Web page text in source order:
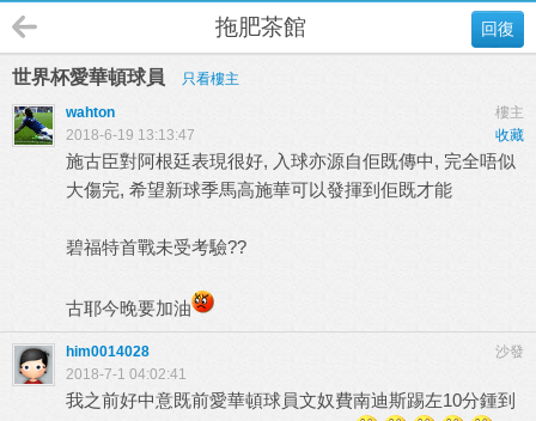
回復
拖肥茶館
世界杯愛華頓球員
只看樓主
樓主
wahton
收藏
2018-6-19 13:13:47
施古臣對阿根廷表現很好, 入球亦源自佢既傳中, 完全唔似
大傷完, 希望新球季馬高施華可以發揮到佢既才能
碧福特首戰未受考驗??
古耶今晚要加油
沙發
him0014028
2018-7-1 04:02:41
我之前好中意既前愛華頓球員文奴費南迪斯踢左10分鍾到